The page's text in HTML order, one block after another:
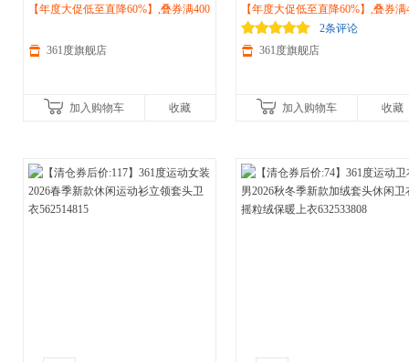
衣男2026秋季新款加绒卫衣宽松休闲
【年度大促低至直降60%】,叠券满400
361度旗舰店
加入购物车 收藏
女同款2026春秋季宽松马年新年加
套头卫衣632549809
【年度大促低至直降60%】,叠券满
减150/600减230,立即抢购！
2条评论
361度旗舰店
加入购物车 收藏